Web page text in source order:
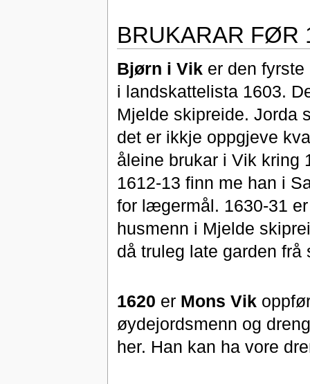
BRUKARAR FØR
Bjørn i Viker den fyrste
i landskattelista 1603.
Mjelde skipreide. Jorda
det er ikkje oppgjeve
åleine brukar i Vik kring
1612-13 finn me han i
for lægermål. 1630-31
husmenn i Mjelde
då truleg late garden frå
1620 er Mons Vik
øydejordsmenn og
her. Han kan ha vore